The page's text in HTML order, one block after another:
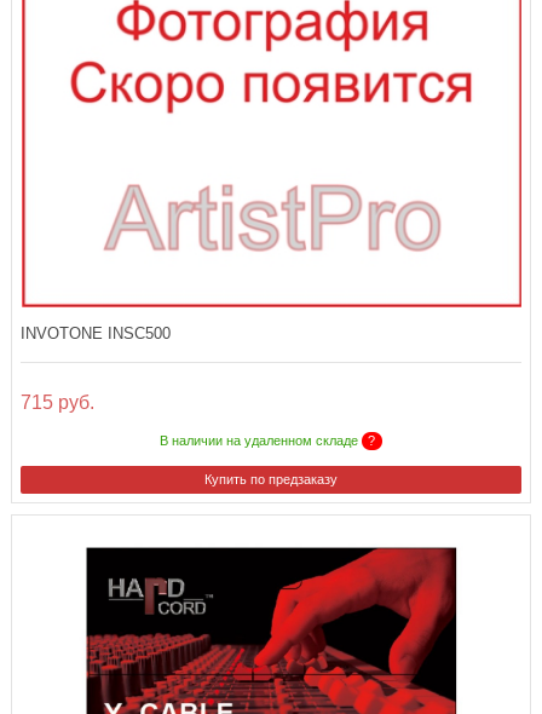
INVOTONE INSC500
715 руб.
В наличии на удаленном складе ?
Купить по предзаказу